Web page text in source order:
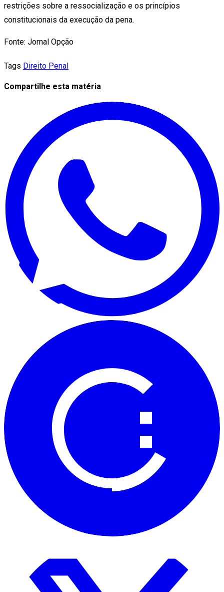
restrições sobre a ressocialização e os princípios
constitucionais da execução da pena.
Fonte: Jornal Opção
Tags Direito Penal
Compartilhe esta matéria